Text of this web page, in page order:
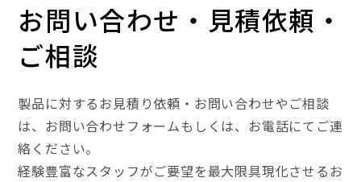
お問い合わせ・見積依頼・
ご相談
製品に対するお見積り依頼・お問い合わせやご相談
は、 お問い合わせフォームもしくは、お電話にてご連
絡ください。
経験豊富なスタッフがご要望を最大限具現化させるお